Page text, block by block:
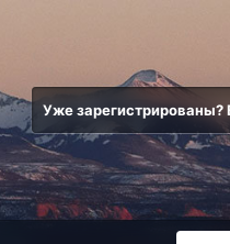
Уже зарегистрированы?